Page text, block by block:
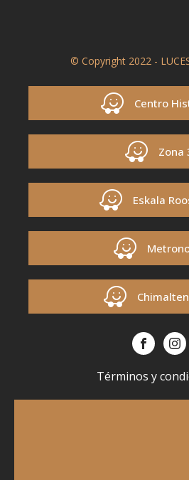
© Copyright 2022 -
Centro
Zona
Eskala
Términos y